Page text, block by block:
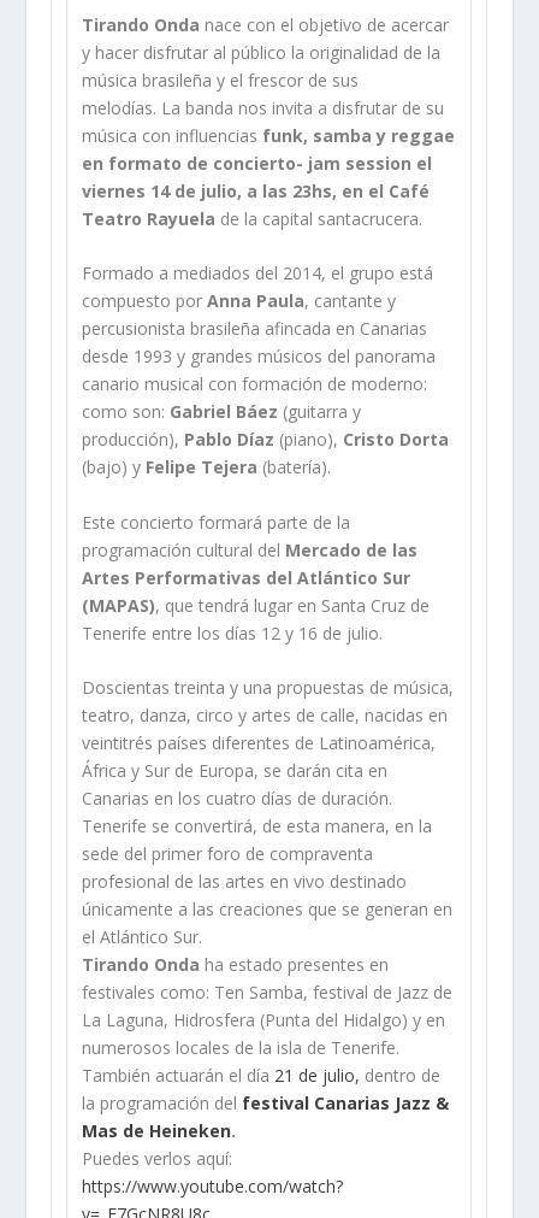
Tirando Onda nace con el objetivo de acercar
y hacer disfrutar al público la originalidad de la
música brasileña y el frescor de sus
melodías. La banda nos invita a disfrutar de su
música con influencias funk, samba y reggae
en formato de concierto- jam session el
viernes 14 de julio, a las 23hs, en el Café
Teatro Rayuela de la capital santacrucera.
Formado a mediados del 2014, el grupo está
compuesto porAnna Paula, cantante y
percusionista brasileña afincada en Canarias
desde 1993 y grandes músicos del panorama
canario musical con formación de moderno:
como son: Gabriel Báez (guitarra y
producción), Pablo Díaz (piano), Cristo Dorta
(bajo) y Felipe Tejera (batería).
Este concierto formará parte de la
programación cultural del Mercado de las
Artes Performativas del Atlántico Sur
(MAPAS), que tendrá lugar en Santa Cruz de
Tenerife entre los días 12 y 16 de julio.
Doscientas treinta y una propuestas de música,
teatro, danza, circo y artes de calle, nacidas en
veintitrés países diferentes de Latinoamérica,
África y Sur de Europa, se darán cita en
Canarias en los cuatro días de duración.
Tenerife se convertirá, de esta manera, en la
sede del primer foro de compraventa
profesional de las artes en vivo destinado
únicamente a las creaciones que se generan en
el Atlántico Sur.
Tirando Onda ha estado presentes en
festivales como: Ten Samba, festival de Jazz de
La Laguna, Hidrosfera (Punta del Hidalgo) y en
numerosos locales de la isla de Tenerife.
También actuarán el día 21 de julio, dentro de
la programación del festival Canarias Jazz &
Mas de Heineken.
Puedes verlos aquí:
https://www.youtube.com/watch?